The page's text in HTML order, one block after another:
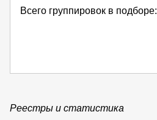
Всего группировок в подборе:
Реестры и статистика